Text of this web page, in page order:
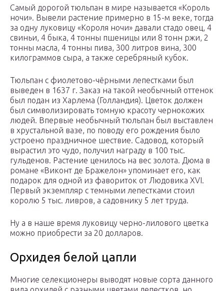
Самый дорогой тюльпан в мире называется «Король
ночи». Вывели растение примерно в 15-м веке, тогда
за одну луковицу «Короля ночи» давали стадо овец, 4
свиньи, 4 быка, 4 тонны пшеницы или 8 тонн ржи, 2
тонны масла, 4 тонны пива, 300 литров вина, 300
килограммов сыра, а также серебряный кубок.
Тюльпан с фиолетово-чёрными лепестками был
выведен в 1637 г. Заказ на такой необычный оттенок
был подан из Харлема (Голландия). Цветок должен
был символизировать томную красоту чернокожих
людей. Впервые необычный тюльпан был выставлен
в хрустальной вазе, по поводу его рождения было
устроено праздничное шествие. Садовод, который
вырастил это чудо, получил награду в 100 тыс.
гульденов. Растение ценилось на вес золота. Дюма в
романе «Виконт де Бражелон» упоминает его, как
подарок для одной из фавориток от Людовика XVI.
Первый экземпляр с темными лепестками стоил
королю 5 тыс. ливров, а садовнику 5 лет труда.
Ну а в наше время луковицу черно-лилового цветка
можно приобрести за 20 долларов.
Орхидея белой цапли
Многие селекционеры выводят новые сорта данного